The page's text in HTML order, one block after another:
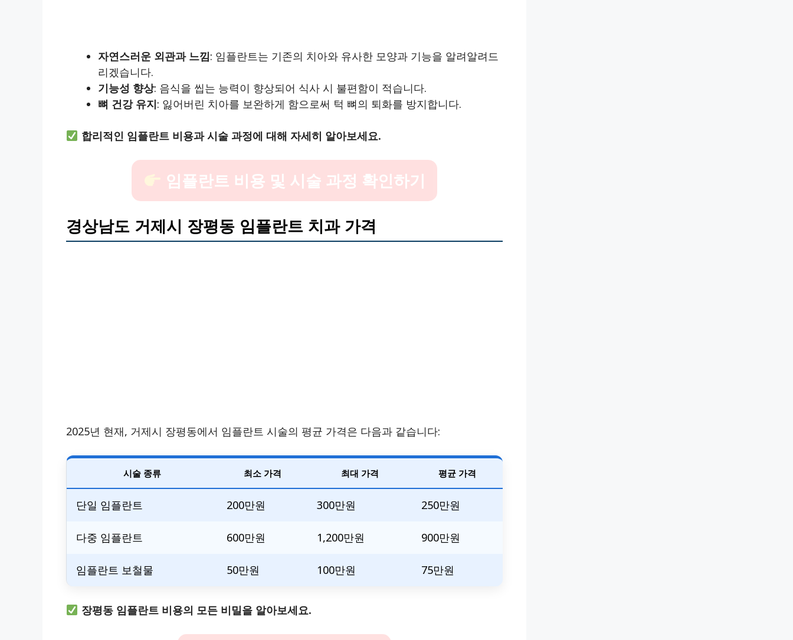
자연스러운 외관과 느낌: 임플란트는 기존의 치아와 유사한 모양과 기능을 알려알려드
리겠습니다.
기능성 향상: 음식을 씹는 능력이 향상되어 식사 시 불편함이 적습니다.
뼈 건강 유지: 잃어버린 치아를 보완하게 함으로써 턱 뼈의 퇴화를 방지합니다.
합리적인 임플란트 비용과 시술 과정에 대해 자세히 알아보세요.
임플란트 비용 및 시술 과정 확인하기
경상남도 거제시 장평동 임플란트 치과 가격
2025년 현재, 거제시 장평동에서 임플란트 시술의 평균 가격은 다음과 같습니다:
시술 종류 최소 가격 최대 가격 평균 가격
단일 임플란트 200만원 300만원 250만원
다중 임플란트 600만원 1,200만원 900만원
임플란트 보철물 50만원 100만원 75만원
장평동 임플란트 비용의 모든 비밀을 알아보세요.